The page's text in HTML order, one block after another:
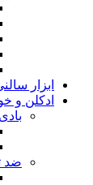
ابزار
ادکلن و
ضد